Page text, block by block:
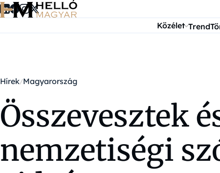
Ugrás a tartalomra
Közélet Trend
Hírek Magyarország
Összevesztek
nemzetiségi